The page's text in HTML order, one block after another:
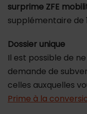
surprime ZFE
supplémentaire de
Dossier unique
Il est possible de
demande de
celles auxquelles
Prime à la